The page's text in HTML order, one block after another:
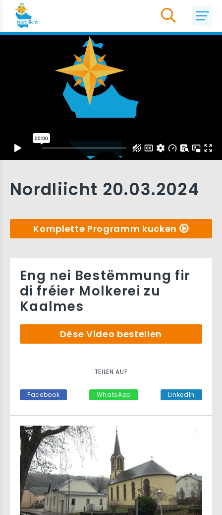
Nordliicht 20.03.2024
Komplette Programm kucken
Eng nei Bestëmmung fir
di fréier Molkerei zu
Kaalmes
Dëse Video bestellen
TEILEN AUF
Facebook WhatsApp LinkedIn